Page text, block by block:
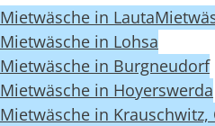
Mietwäsche in Lauta
Mietwäsche in Lohsa
Mietwäsche in Burgneudorf
Mietwäsche in Hoyerswerda
Mietwäsche in Krauschwitz,